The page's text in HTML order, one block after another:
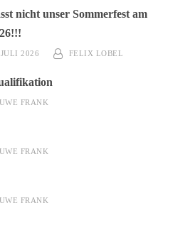
nicht unser Sommerfest am
2026 FELIX LOBEL
UWE FRANK
UWE FRANK
UWE FRANK